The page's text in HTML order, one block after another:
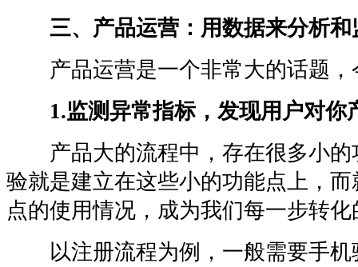
三、产品运营：用数据来分析和
产品运营是一个非常大的话题，
1.监测异常指标，发现用户对你
产品大的流程中，存在很多小的
验就是建立在这些小的功能点上，
点的使用情况，成为我们每一步转
以注册流程为例，一般需要手机